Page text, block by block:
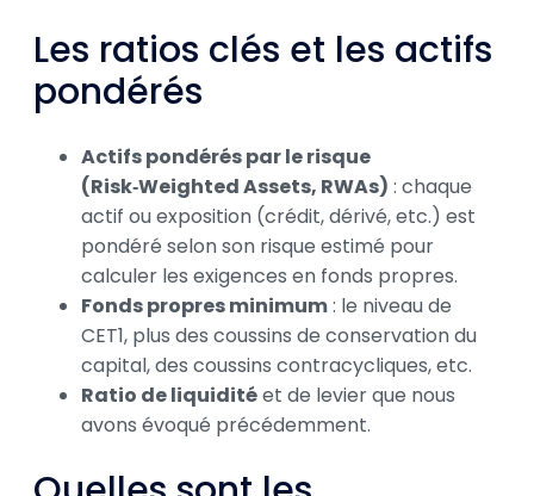
Les ratios clés et les actifs
pondérés
Actifs pondérés par le risque
(Risk‑Weighted Assets, RWAs) : chaque
actif ou exposition (crédit, dérivé, etc.) est
pondéré selon son risque estimé pour
calculer les exigences en fonds propres.
Fonds propres minimum: le niveau de
CET1, plus des coussins de conservation du
capital, des coussins contracycliques, etc.
Ratio de liquiditéet de levier que nous
avons évoqué précédemment.